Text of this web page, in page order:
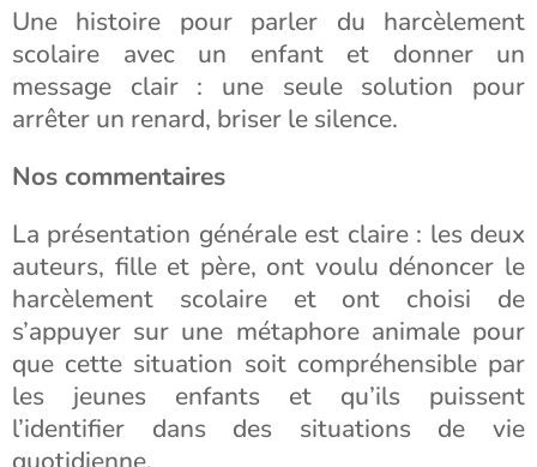
Une histoire pour parler du harcèlement
scolaire avec un enfant et donner un
message clair : une seule solution pour
arrêter un renard, briser le silence.
Nos commentaires
La présentation générale est claire : les deux
auteurs, fille et père, ont voulu dénoncer le
harcèlement scolaire et ont choisi de
s’appuyer sur une métaphore animale pour
que cette situation soit compréhensible par
les jeunes enfants et qu’ils puissent
l’identifier dans des situations de vie